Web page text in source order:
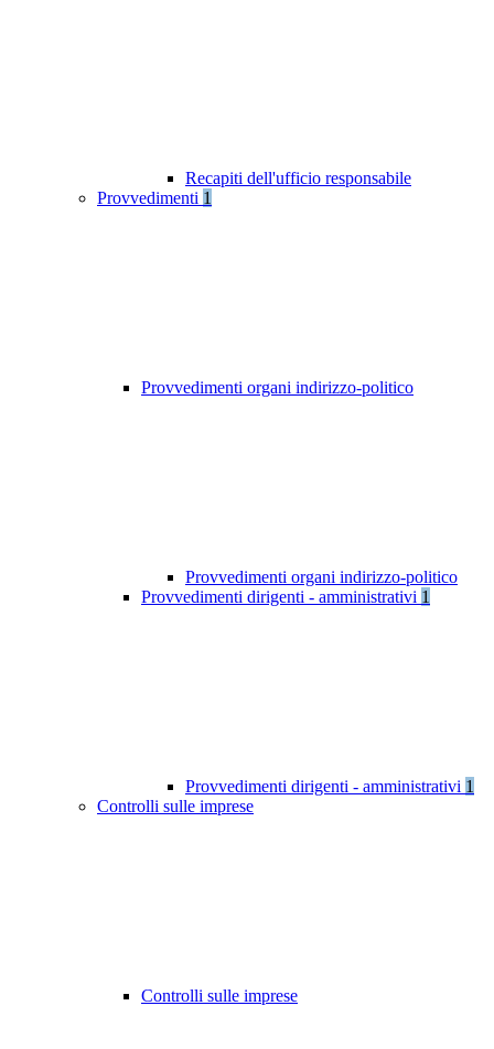
Recapiti dell'ufficio responsabile
Provvedimenti 1
Provvedimenti organi indirizzo-politico
Provvedimenti organi indirizzo-politico
Provvedimenti dirigenti - amministrativi 1
Provvedimenti dirigenti - amministrativi 1
Controlli sulle imprese
Controlli sulle imprese